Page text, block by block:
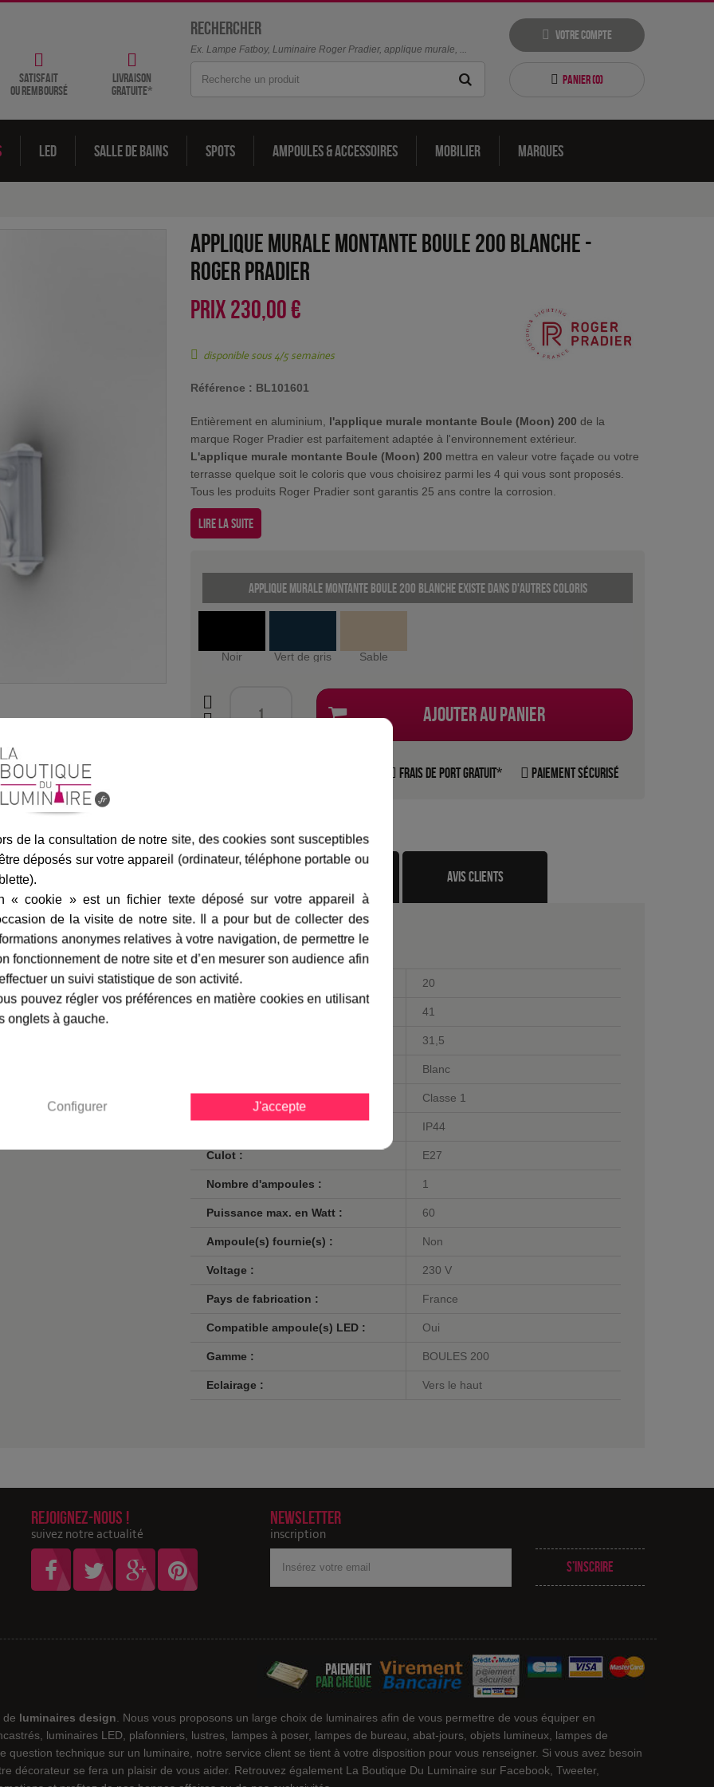
satisfait
ou remboursé
livraison
gratuite*
Rechercher
Ex. Lampe Fatboy, Luminaire Roger Pradier, applique murale, ...
Votre compte
Panier (0)
LED Salle de bains Spots Ampoules & accessoires Mobilier Marques
Applique murale montante Boule 200 Blanche -
Roger Pradier
PRIX 230,00 €
disponible sous 4/5 semaines
Référence : BL101601
Entièrement en aluminium, l'applique murale montante Boule (Moon) 200 de la
marque Roger Pradier est parfaitement adaptée à l'environnement extérieur.
L'applique murale montante Boule (Moon) 200 mettra en valeur votre façade ou votre
terrasse quelque soit le coloris que vous choisirez parmi les 4 qui vous sont proposés.
Tous les produits Roger Pradier sont garantis 25 ans contre la corrosion.
Lire la suite
Applique murale montante Boule 200 Blanche existe dans d'autres coloris
Noir Vert de gris Sable
Ajouter au panier
Frais de port gratuit* Paiement sécurisé
marque avis clients
Blanche -Roger Pradier
équipée d'un globe en PMMA
lumière (verre opale en option
halogène de 60 watts ou
mm.
100 ans, Roger Pradier
Fiche technique
Largeur en cm : 20
41
31,5
Blanc
Classe : Classe 1
IP44
Culot : E27
Nombre d'ampoules : 1
Puissance max. en Watt : 60
Ampoule(s) fournie(s) : Non
Voltage : 230 V
Pays de fabrication : France
Compatible ampoule(s) LED : Oui
Gamme : BOULES 200
Eclairage : Vers le haut
Rejoignez-nous !
suivez notre actualité
Newsletter
inscription
adresse
S’inscrire
de luminaires design . Nous vous proposons un large choix de luminaires afin de vous permettre de vous équiper en
luminaires LED, plafonniers, lustres, lampes à poser, lampes de bureau, abat-jours, objets lumineux, lampes de
question technique sur un luminaire, notre service client se tient à votre disposition pour vous renseigner. Si vous avez besoin
décorateur se fera un plaisir de vous aider. Retrouvez également La Boutique Du Luminaire sur Facebook, Tweeter,
de la consultation de notre site, des cookies sont susceptibles
déposés sur votre appareil (ordinateur, téléphone portable ou
« cookie » est un fichier texte déposé sur votre appareil à
de la visite de notre site. Il a pour but de collecter des
anonymes relatives à votre navigation, de permettre le
fonctionnement de notre site et d’en mesurer son audience afin
un suivi statistique de son activité.
pouvez régler vos préférences en matière cookies en utilisant
onglets à gauche.
Configurer J'accepte